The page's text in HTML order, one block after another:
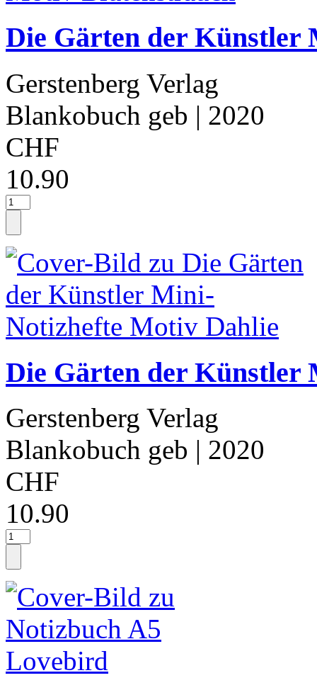
Die Gärten der
Gerstenberg Verlag
Blankobuch geb | 2020
CHF
10.90
Die Gärten der
Gerstenberg Verlag
Blankobuch geb | 2020
CHF
10.90